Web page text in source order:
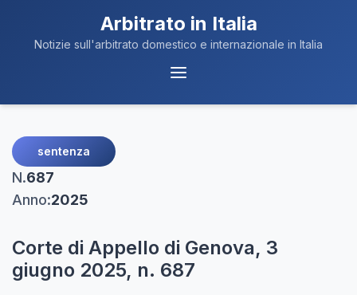
Arbitrato in Italia
Notizie sull'arbitrato domestico e internazionale in Italia
Menu
sentenza
N.687
Anno:2025
Corte di Appello di Genova, 3
giugno 2025, n. 687